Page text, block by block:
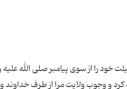
خود را از سوی پیامبر صلی الله